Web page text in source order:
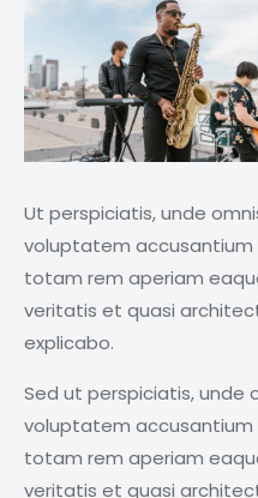
Ut perspiciatis, unde
voluptatem
totam rem aperiam
veritatis et quasi
explicabo.
Sed ut perspiciatis, unde
voluptatem
totam rem aperiam
veritatis et quasi